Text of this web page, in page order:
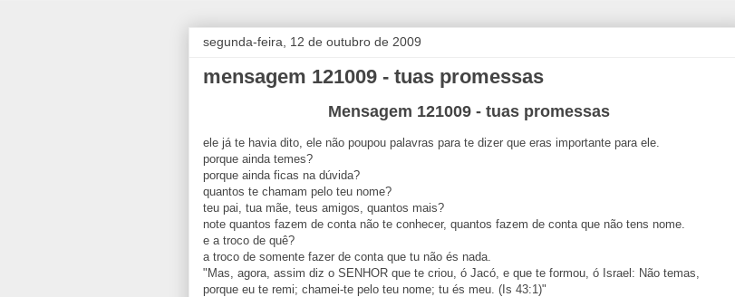
segunda-feira, 12 de outubro de 2009
mensagem 121009 - tuas promessas
Mensagem 121009 - tuas promessas
ele já te havia dito, ele não poupou palavras para te dizer que eras importante para ele.
porque ainda temes?
porque ainda ficas na dúvida?
quantos te chamam pelo teu nome?
teu pai, tua mãe, teus amigos, quantos mais?
note quantos fazem de conta não te conhecer, quantos fazem de conta que não tens nome.
e a troco de quê?
a troco de somente fazer de conta que tu não és nada.
"Mas, agora, assim diz o SENHOR que te criou, ó Jacó, e que te formou, ó Israel: Não temas,
porque eu te remi; chamei-te pelo teu nome; tu és meu. (Is 43:1)"